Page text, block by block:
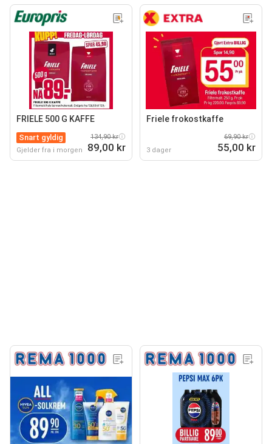
FRIELE 500 G KAFFE
Snart gyldig
Gjelder fra i morgen
134,90 kr
89,00 kr
Friele frokostkaffe
3 dager
69,90 kr
55,00 kr